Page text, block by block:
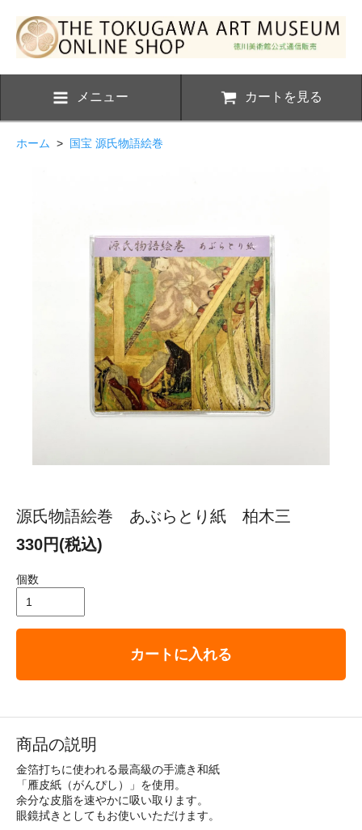
メニュー カートを見る
ホーム > 国宝 源氏物語絵巻
源氏物語絵巻 あぶらとり紙 柏木三
330円(税込)
個数
カートに入れる
商品の説明
金箔打ちに使われる最高級の手漉き和紙
「雁皮紙（がんぴし）」を使用。
余分な皮脂を速やかに吸い取ります。
眼鏡拭きとしてもお使いいただけます。